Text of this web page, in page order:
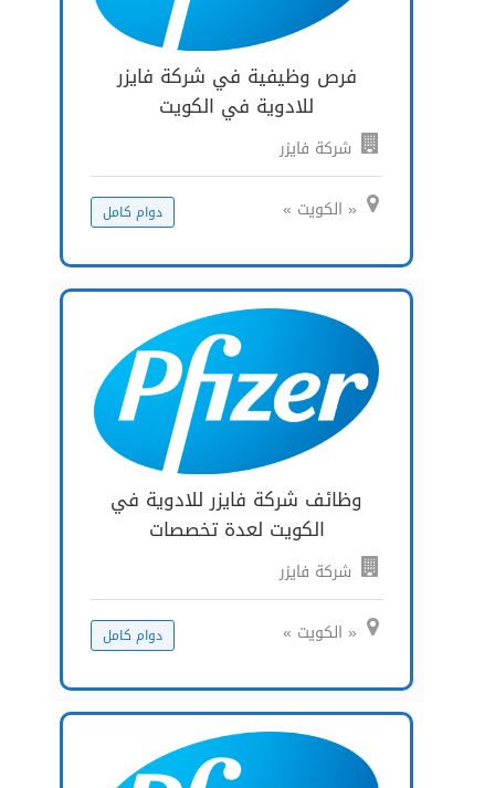
فرص وظيفية في شركة فايزر
للادوية في الكويت
شركة فايزر
« الكويت » دوام كامل
وظائف شركة فايزر للادوية في
الكويت لعدة تخصصات
شركة فايزر
« الكويت » دوام كامل